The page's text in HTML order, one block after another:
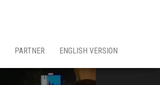
PARTNER ENGLISH VERSION